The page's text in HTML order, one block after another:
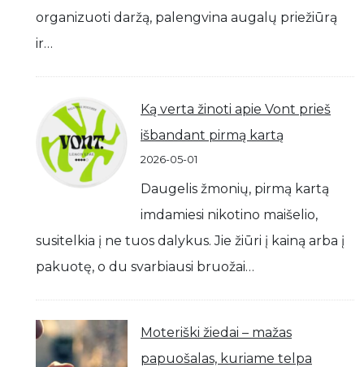
organizuoti daržą, palengvina augalų priežiūrą
ir…
Ką verta žinoti apie Vont prieš
išbandant pirmą kartą
2026-05-01
Daugelis žmonių, pirmą kartą
imdamiesi nikotino maišelio,
susitelkia į ne tuos dalykus. Jie žiūri į kainą arba į
pakuotę, o du svarbiausi bruožai…
Moteriški žiedai – mažas
papuošalas, kuriame telpa